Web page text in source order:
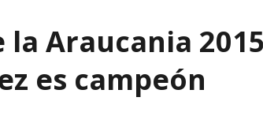
la Araucania
es campeón